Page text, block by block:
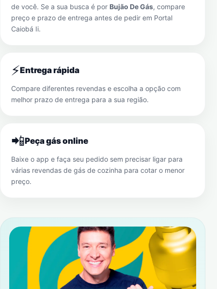
de você. Se a sua busca é por Bujão De Gás, compare
preço e prazo de entrega antes de pedir em Portal
Caiobá Ii.
⚡Entrega rápida
Compare diferentes revendas e escolha a opção com
melhor prazo de entrega para a sua região.
📲Peça gás online
Baixe o app e faça seu pedido sem precisar ligar para
várias revendas de gás de cozinha para cotar o menor
preço.